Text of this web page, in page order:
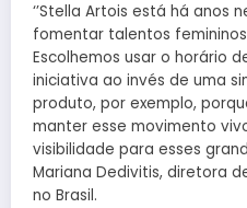
‘’Stella Artois está há anos
fomentar talentos
Escolhemos usar o horário
iniciativa ao invés de uma
produto, por exemplo,
manter esse movimento
visibilidade para esses
Mariana Dedivitis, diretora
no Brasil.